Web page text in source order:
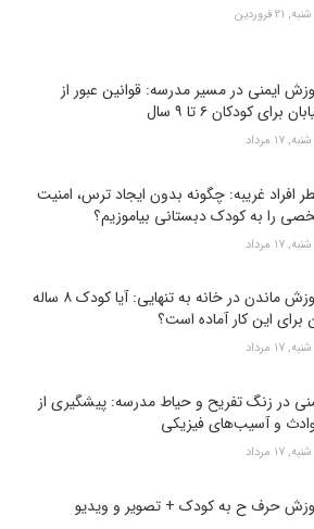
شنبه, ۲۱ فروردین
ایمنی در مسیر مدرسه: قوانین عبور از
برای کودکان ۶ تا ۹ سال
شنبه, ۱۷ مرداد
افراد غریبه: چگونه بدون ایجاد ترس، امنیت
را به کودک دبستانی بیاموزیم؟
شنبه, ۱۷ مرداد
آموزش ماندن در خانه به تنهایی: آیا کودک ۸ ساله
برای این کار آماده است؟
شنبه, ۱۷ مرداد
در زنگ تفریح و حیاط مدرسه: پیشگیری از
و آسیب‌های فیزیکی
شنبه, ۱۷ مرداد
حرف ح به کودک + تصویر و ویدیو